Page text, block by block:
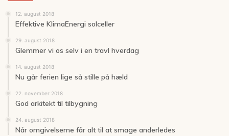
12. august 2018
Effektive KlimaEnergi solceller
29. august 2018
Glemmer vi os selv i en travl hverdag
14. august 2018
Nu går ferien lige så stille på hæld
22. november 2018
God arkitekt til tilbygning
24. august 2018
Når omgivelserne får alt til at smage anderledes